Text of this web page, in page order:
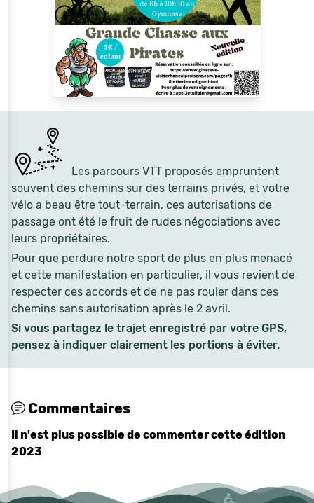
Les parcours VTT proposés empruntent
souvent des chemins sur des terrains privés, et votre
vélo a beau être tout-terrain, ces autorisations de
passage ont été le fruit de rudes négociations avec
leurs propriétaires.
Pour que perdure notre sport de plus en plus menacé
et cette manifestation en particulier, il vous revient de
respecter ces accords et de ne pas rouler dans ces
chemins sans autorisation après le 2 avril.
Si vous partagez le trajet enregistré par votre GPS,
pensez à indiquer clairement les portions à éviter.
Commentaires
Il n'est plus possible de commenter cette édition
2023